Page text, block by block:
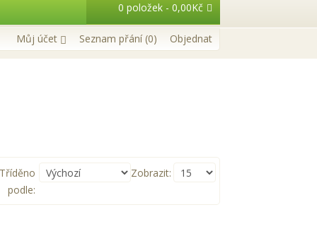
0 položek - 0,00Kč
Můj účet Seznam přání (0) Objednat
Zobrazit:
Tříděno
podle: